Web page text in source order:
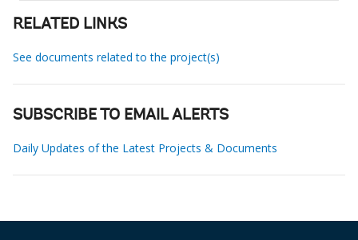
RELATED LINKS
See documents related to the project(s)
SUBSCRIBE TO EMAIL ALERTS
Daily Updates of the Latest Projects & Documents